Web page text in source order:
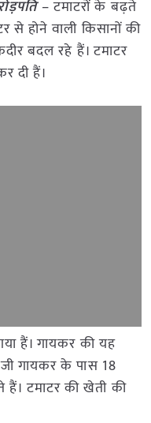
– टमाटरों के बढ़ते
होने वाली किसानों की
बदल रहे हैं। टमाटर
दी हैं।
हैं। गायकर की यह
गायकर के पास 18
टमाटर की खेती की